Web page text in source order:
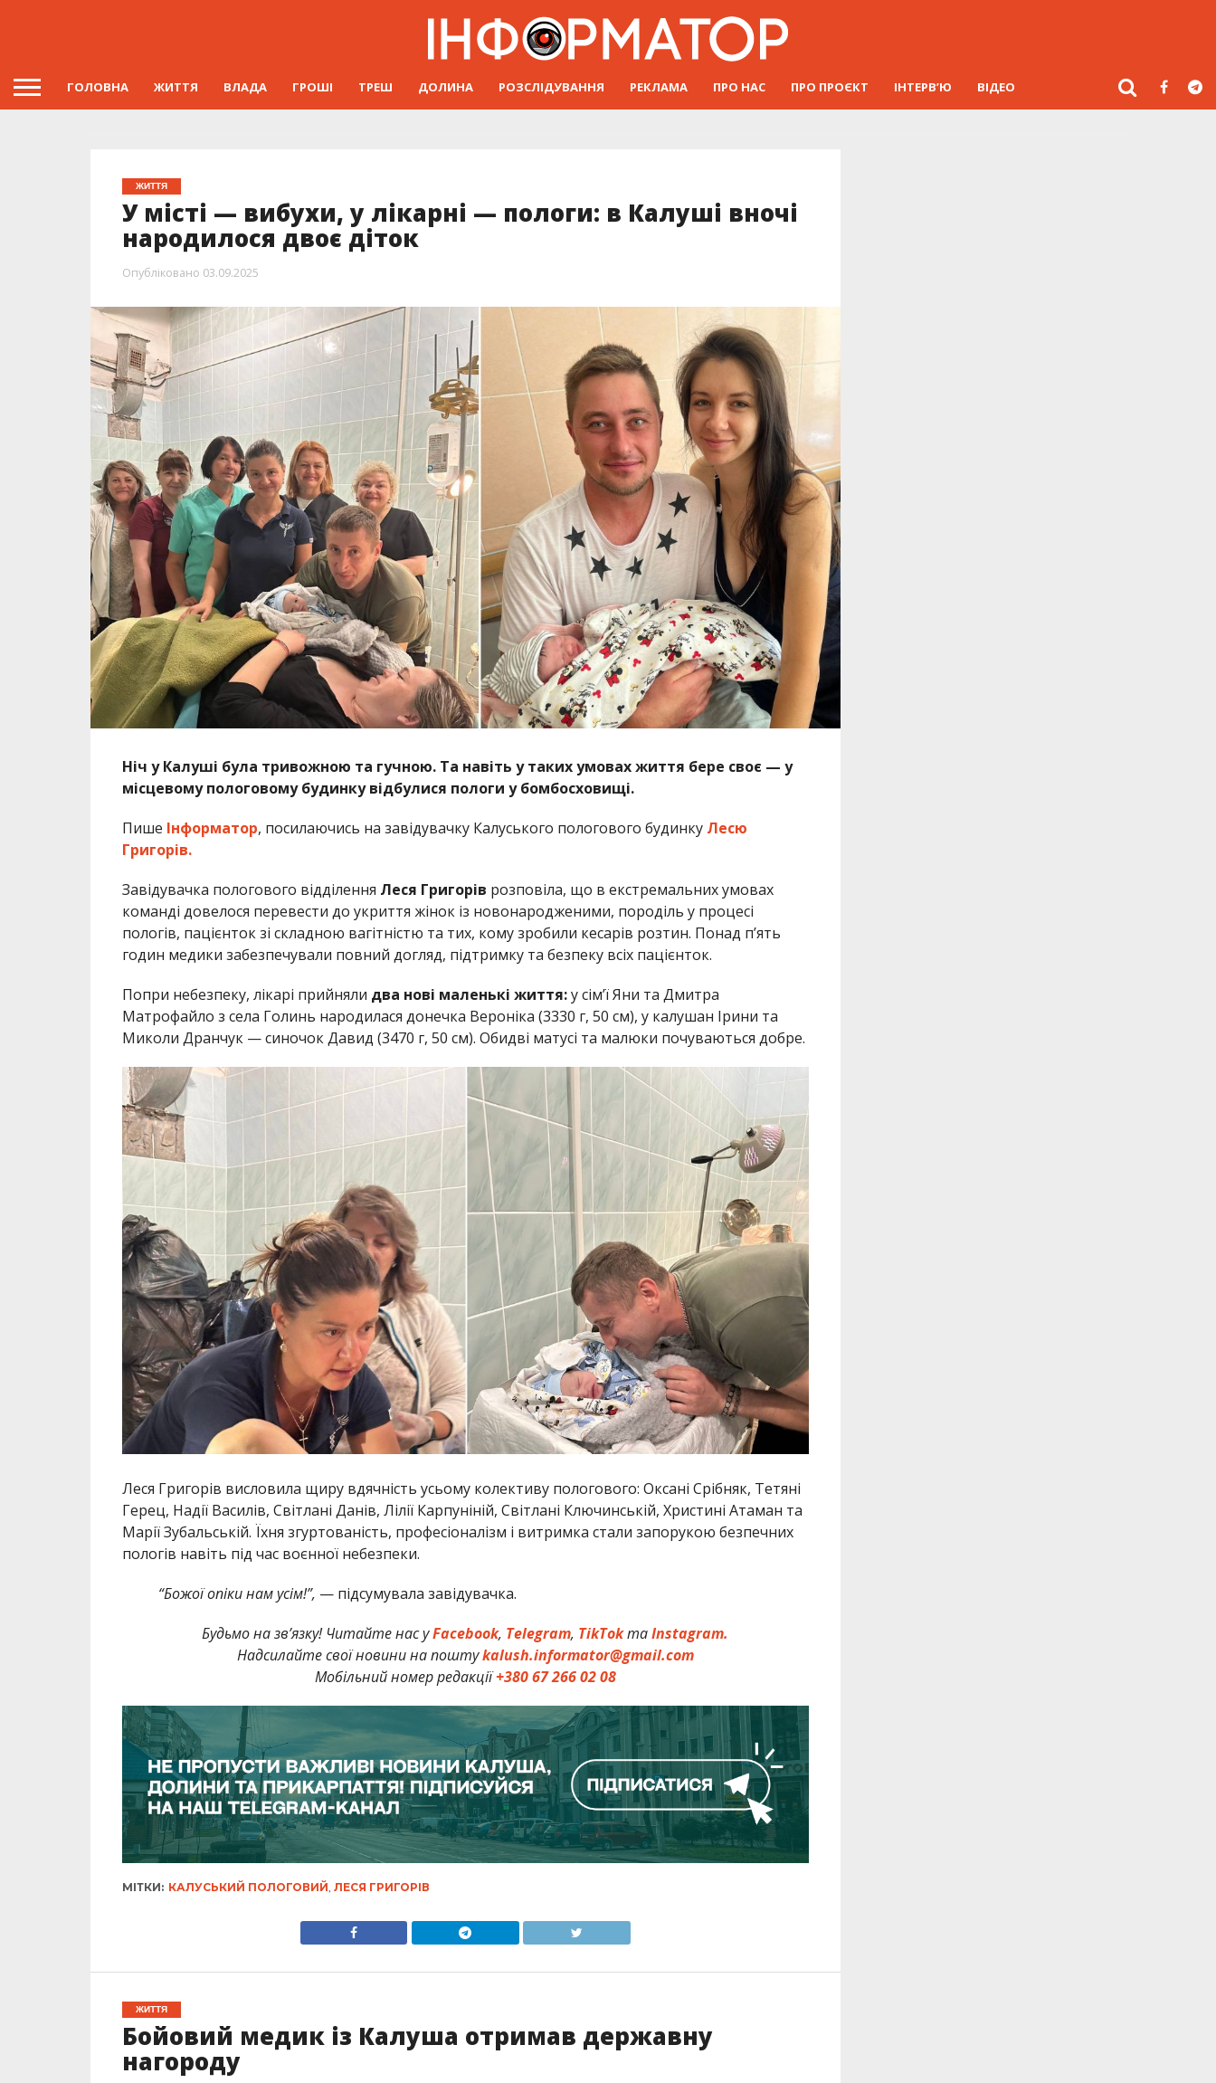
ГОЛОВНА ЖИТТЯ ВЛАДА ГРОШІ ТРЕШ ДОЛИНА РОЗСЛІДУВАННЯ РЕКЛАМА ПРО НАС ПРО ПРОЄКТ ІНТЕРВ’Ю ВІДЕО
ЖИТТЯ
У місті — вибухи, у лікарні — пологи: в Калуші вночі
народилося двоє діток
Опубліковано 03.09.2025
Ніч у Калуші була тривожною та гучною. Та навіть у таких умовах життя бере своє — у
місцевому пологовому будинку відбулися пологи у бомбосховищі.
Пише Інформатор, посилаючись на завідувачку Калуського пологового будинку Лесю
Григорів.
Завідувачка пологового відділення Леся Григорів розповіла, що в екстремальних умовах
команді довелося перевести до укриття жінок із новонародженими, породіль у процесі
пологів, пацієнток зі складною вагітністю та тих, кому зробили кесарів розтин. Понад п’ять
годин медики забезпечували повний догляд, підтримку та безпеку всіх пацієнток.
Попри небезпеку, лікарі прийняли два нові маленькі життя:у сім’ї Яни та Дмитра
Матрофайло з села Голинь народилася донечка Вероніка (3330 г, 50 см), у калушан Ірини та
Миколи Дранчук — синочок Давид (3470 г, 50 см). Обидві матусі та малюки почуваються добре.
Леся Григорів висловила щиру вдячність усьому колективу пологового: Оксані Срібняк, Тетяні
Герец, Надії Василів, Світлані Данів, Лілії Карпуніній, Світлані Ключинській, Христині Атаман та
Марії Зубальській. Їхня згуртованість, професіоналізм і витримка стали запорукою безпечних
пологів навіть під час воєнної небезпеки.
“Божої опіки нам усім!”, — підсумувала завідувачка.
Будьмо на зв’язку! Читайте нас уFacebook, Telegram, TikTokтаInstagram.
Надсилайте свої новини на поштуkalush.informator@gmail.com
Мобільний номер редакції+380 67 266 02 08
МІТКИ: КАЛУСЬКИЙ ПОЛОГОВИЙ ЛЕСЯ ГРИГОРІВ
ЖИТТЯ
Бойовий медик із Калуша отримав державну
нагороду